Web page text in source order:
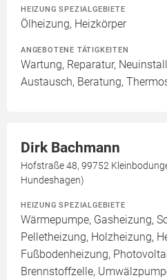
HEIZUNG SPEZIALGEBIETE
Ölheizung, Heizkörper
ANGEBOTENE TÄTIGKEITEN
Wartung, Reparatur,
Austausch, Beratung,
Dirk Bachmann
Hofstraße 48, 99752
Hundeshagen)
HEIZUNG SPEZIALGEBIETE
Wärmepumpe, Gasheizung,
Pelletheizung, Holzheizung,
Fußbodenheizung,
Brennstoffzelle,